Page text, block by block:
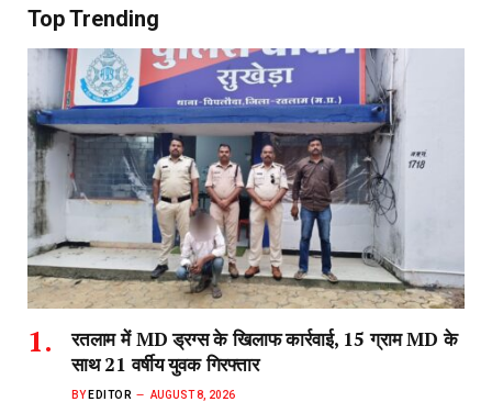
Top Trending
रतलाम में MD ड्रग्स के खिलाफ कार्रवाई, 15 ग्राम MD के
साथ 21 वर्षीय युवक गिरफ्तार
BY EDITOR AUGUST 8, 2026